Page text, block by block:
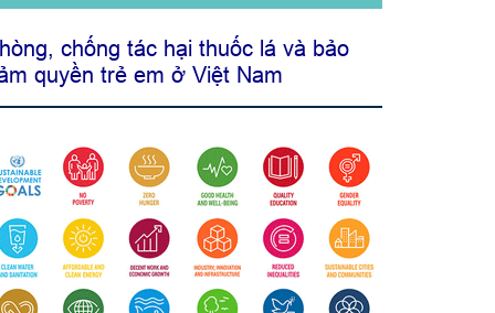
chống tác hại thuốc lá và bảo
quyền trẻ em ở Việt Nam